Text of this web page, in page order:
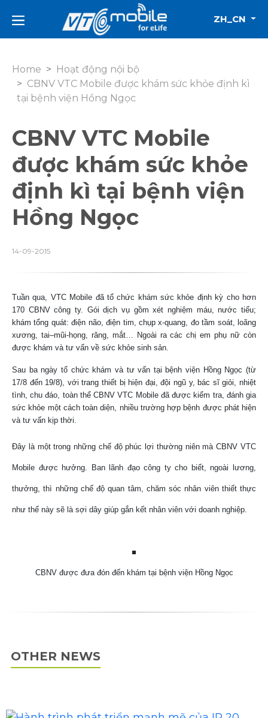
ZH_CN
Home
Hoạt động nội bộ
CBNV VTC Mobile được khám sức khỏe định kì
tại bệnh viện Hồng Ngọc
CBNV VTC Mobile
được khám sức khỏe
định kì tại bệnh viện
Hồng Ngọc
14-09-2015
Tuần qua, VTC Mobile đã tổ chức khám sức khỏe định kỳ cho hơn
170 CBNV công ty. Gói dịch vụ gồm xét nghiệm máu, nước tiểu;
khám tổng quát: điện não, điện tim, chụp x-quang, đo tầm soát, loãng
xương, tai–mũi-họng, răng, mắt… Ngoài ra các chị em phụ nữ còn
được khám và tư vấn về sức khỏe sinh sản.
Sau ba ngày tổ chức khám và tư vấn tại bệnh viện Hồng Ngọc (từ
17/8 đến 19/8), với trang thiết bị hiện đại, đội ngũ y, bác sĩ giỏi, nhiệt
tình, chu đáo, toàn thể CBNV VTC Mobile đã được kiểm tra, đánh gia
sức khỏe một cách toàn diện, nhiều trường hợp bệnh được phát hiện
và tư vấn kịp thời.
Đây là một trong những chế độ phúc lợi thường niên mà CBNV VTC
Mobile được hưởng. Ban lãnh đạo công ty cho biết, ngoài lương,
thưởng, thì những chế độ quan tâm, chăm sóc nhân viên thiết thực
như thế này sẽ là sợi dây giúp gắn kết nhân viên với doanh nghiệp.
CBNV được đưa đón đến khám tại bệnh viện Hồng Ngọc
OTHER NEWS